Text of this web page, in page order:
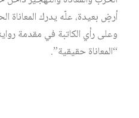
أرضٍ بعيدة، علّه يدرك المعاناة
وعلى رأي الكاتبة في مقدمة
“المعاناة حقيقية”.